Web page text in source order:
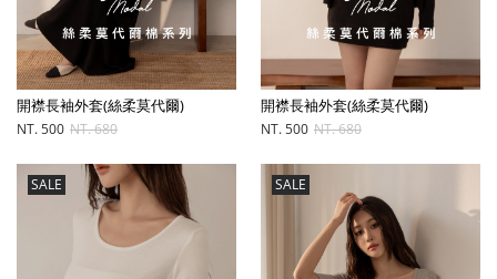
開襟長袖外套(絲柔莫代爾)
NT. 500 NT. 680
開襟長袖外套(絲柔莫代爾)
NT. 500 NT. 680
SALE SALE